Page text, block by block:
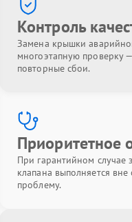
Контроль
Замена крышки
многоэтапную проверку
повторные сбои.
Приоритетное
При гарантийном
клапана выполняется
проблему.